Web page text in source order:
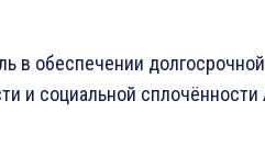
в обеспечении долгосрочной
и социальной